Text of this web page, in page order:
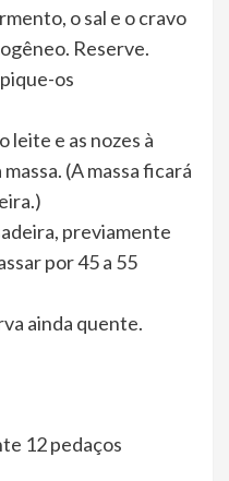
o sal e o cravo
Reserve.
os
leite e as nozes à
(A massa ficará
previamente
por 45 a 55
ainda quente.
12 pedaços